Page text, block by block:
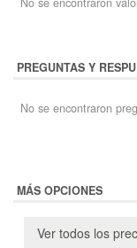
PREGUNTAS Y
No se encontraron
MÁS OPCIONES
Ver todos los